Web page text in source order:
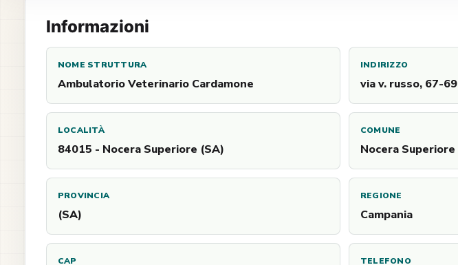
Informazioni
NOME STRUTTURA
Ambulatorio Veterinario Cardamone
INDIRIZZO
via v. russo, 67-69
LOCALITÀ
84015 - Nocera Superiore (SA)
COMUNE
Nocera Superiore
PROVINCIA
(SA)
REGIONE
Campania
CAP TELEFONO